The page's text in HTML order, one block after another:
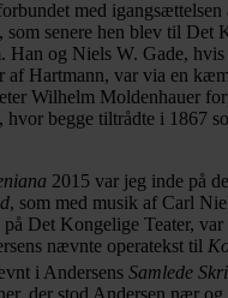
med igangsættelsen
som senere hen blev til Det
Han og Niels W. Gade,
af Hartmann, var via en
Wilhelm Moldenhauer
hvor begge tiltrådte i 1867
2015 var jeg inde på
, som med musik af Carl
Det Kongelige Teater,
nævnte operatekst til
i Andersens Samlede